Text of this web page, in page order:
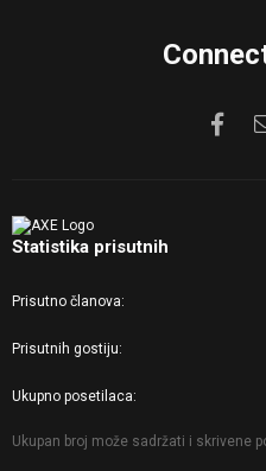
Statistika prisutnih
Prisutno članova
Prisutnih gostiju
Ukupno posetilaca
Ukupan broj može sadržati i skrivene